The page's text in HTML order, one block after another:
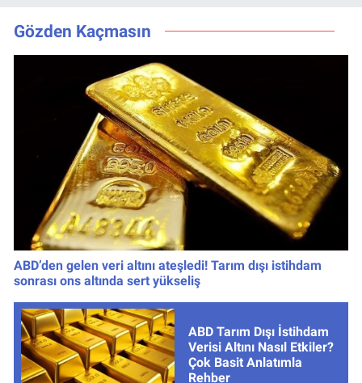
Gözden Kaçmasın
ABD’den gelen veri altını ateşledi! Tarım dışı istihdam
sonrası ons altında sert yükseliş
ABD Tarım Dışı İstihdam
Verisi Altını Nasıl Etkiler?
Çok Basit Anlatımla
Rehber